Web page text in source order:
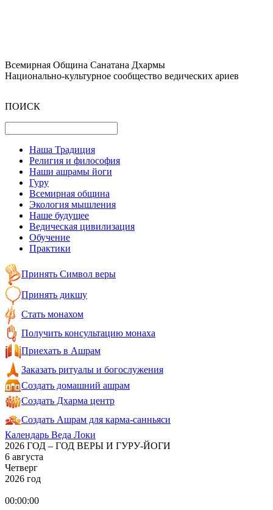
Всемирная Община Санатана Дхармы
Национально-культурное сообщество ведических ариев
ПОИСК
Наша Традиция
Религия и философия
Наши ашрамы йоги
Гуру
Всемирная община
Экология мышления
Наше будущее
Ведическая цивилизация
Обучение
Практики
Принять Символ веры
Принять дикшу
Стать монахом
Получить консультацию монаха
Приехать в Ашрам
Заказать ритуалы и богослужения
Создать домашний ашрам
Создать Дхарма центр
Создать Ашрам для карма-санньяси
Календарь Веда Локи
2026 ГОД – ГОД ВЕРЫ И ГУРУ-ЙОГИ
6 августа
Четверг
2026 год
00:00:00